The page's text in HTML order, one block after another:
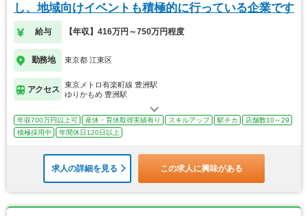
し、地域向けイベントも積極的に行っている企業です
給与 【年収】416万円～750万円程度
勤務地 東京都 江東区
アクセス
東京メトロ有楽町線 豊洲駅
ゆりかもめ 豊洲駅
年収700万円以上可 産休・育休取得実績有り スキルアップ 駅チカ
店舗数10～29
積極採用中
年間休日120日以上
求人の詳細を見る この求人に興味がある